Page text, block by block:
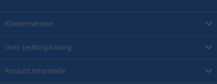
Over LedstripKoning
Product informatie
Klantenservice